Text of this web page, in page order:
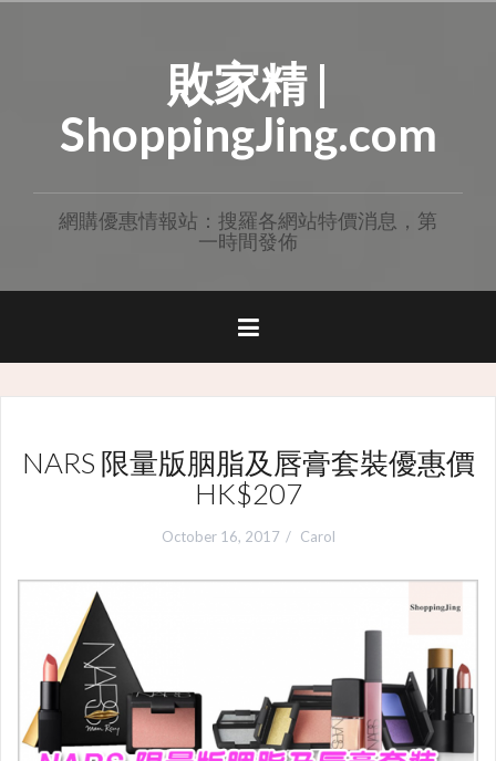
敗家精 |
ShoppingJing.com
網購優惠情報站：搜羅各網站特價消息，第
一時間發佈
NARS 限量版胭脂及唇膏套裝優惠價
HK$207
October 16, 2017 Carol